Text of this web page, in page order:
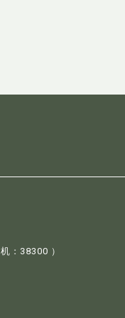
：38300 ）